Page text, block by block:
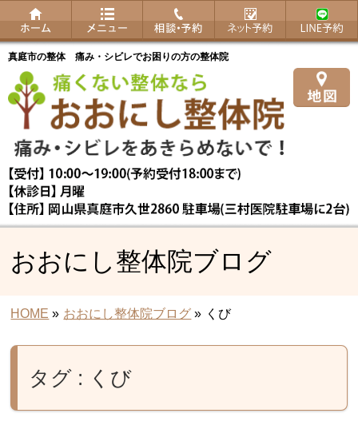
真庭市の整体 痛み・シビレでお困りの方の整体院
おおにし整体院ブログ
HOME » おおにし整体院ブログ » くび
タグ : くび